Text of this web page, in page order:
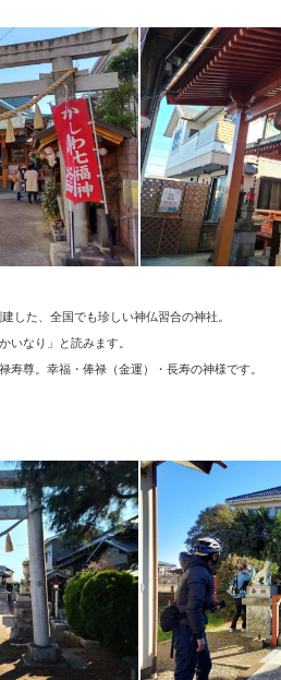
した、全国でも珍しい神仏習合の神社。
いなり」と読みます。
寿尊。幸福・俸禄（金運）・長寿の神様です。